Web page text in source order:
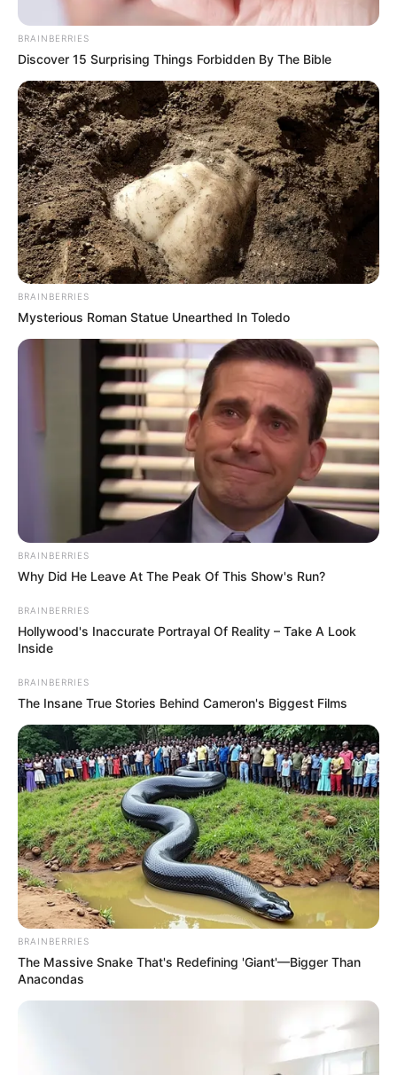
BRAINBERRIES
Discover 15 Surprising Things Forbidden By The Bible
BRAINBERRIES
Mysterious Roman Statue Unearthed In Toledo
BRAINBERRIES
Why Did He Leave At The Peak Of This Show's Run?
BRAINBERRIES
Hollywood's Inaccurate Portrayal Of Reality – Take A Look
Inside
BRAINBERRIES
The Insane True Stories Behind Cameron's Biggest Films
BRAINBERRIES
The Massive Snake That's Redefining 'Giant'—Bigger Than
Anacondas